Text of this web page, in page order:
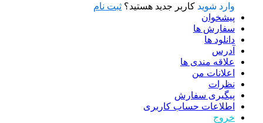
وارد شوید کاربر جدید هستید؟ ثبت نام
پیشخوان
سفارش ها
دانلود ها
آدرس
علاقه مندی ها
اعلانات من
نظرات
پیگیری سفارش
اطلاعات حساب كاربری
خروج